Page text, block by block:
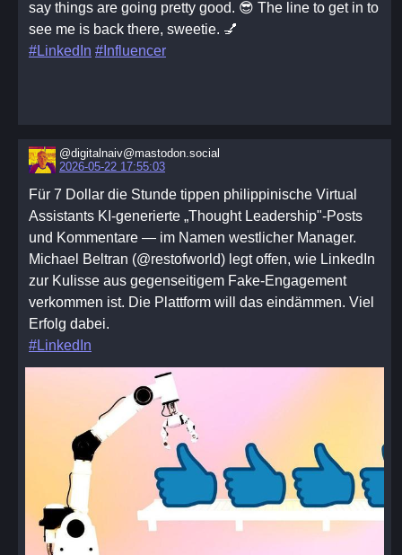
say things are going pretty good. 😎 The line to get in to
see me is back there, sweetie. 💅
#LinkedIn #Influencer
@digitalnaiv@mastodon.social
2026-05-22 17:55:03
Für 7 Dollar die Stunde tippen philippinische Virtual
Assistants KI-generierte „Thought Leadership"-Posts
und Kommentare — im Namen westlicher Manager.
Michael Beltran (@restofworld) legt offen, wie LinkedIn
zur Kulisse aus gegenseitigem Fake-Engagement
verkommen ist. Die Plattform will das eindämmen. Viel
Erfolg dabei.
#LinkedIn